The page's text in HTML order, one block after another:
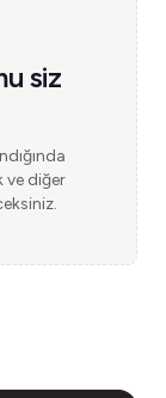
siz
ve diğer